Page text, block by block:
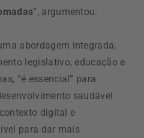
”, argumentou.
abordagem integrada,
legislativo, educação e
“é essencial” para
saudável
digital e
para dar mais